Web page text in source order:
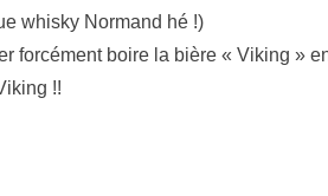
whisky Normand hé !)
forcément boire la bière « Viking »
!!